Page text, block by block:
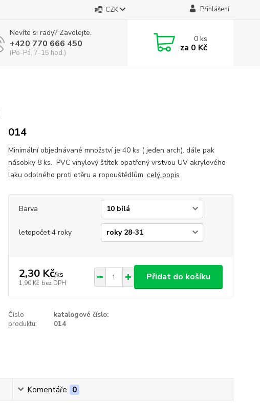
CZK Přihlášení
Nevíte si rady? Zavolejte.
+420 770 666 450
(Po-Pá, 7-15 hod.)
0ks
za 0 Kč
014
Minimální objednávané množství je 40 ks ( jeden arch). dále pak
násobky 8 ks. PVC vinylový štítek opatřený vrstvou UV akrylového
laku odolného proti otěru a ropouštědlům. celý popis
Barva
letopočet 4 roky
2,30 Kč/ks
1,90 Kč bez DPH
Přidat do košíku
Číslo
produktu:
katalogové číslo:
014
Komentáře 0